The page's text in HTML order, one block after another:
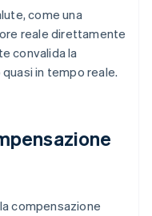
come una
reale direttamente
convalida la
in tempo reale.
compensazione